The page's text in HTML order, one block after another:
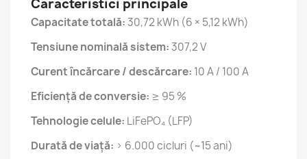
Caracteristici principale
Capacitate totală:30,72 kWh (6 × 5,12 kWh)
Tensiune nominală sistem:307,2 V
Curent încărcare / descărcare: 10 A / 100 A
Eficiență de conversie: ≥ 95 %
Tehnologie celule: LiFePO₄ (LFP)
Durată de viață: > 6.000 cicluri (~15 ani)